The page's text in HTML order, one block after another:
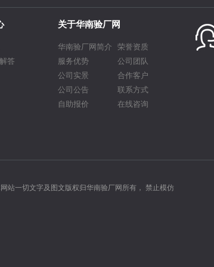
答
关于华南验厂网
华南验厂网简介 荣誉资质
服务优势
公司团队
公司实景
合作客户
公司公告
联系方式
自助报价
在线咨询
站一切文字及图文版权归华南验厂网所有， 禁止模仿